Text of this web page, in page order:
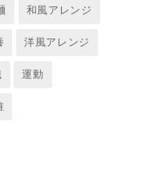
和風アレンジ
洋風アレンジ
運動